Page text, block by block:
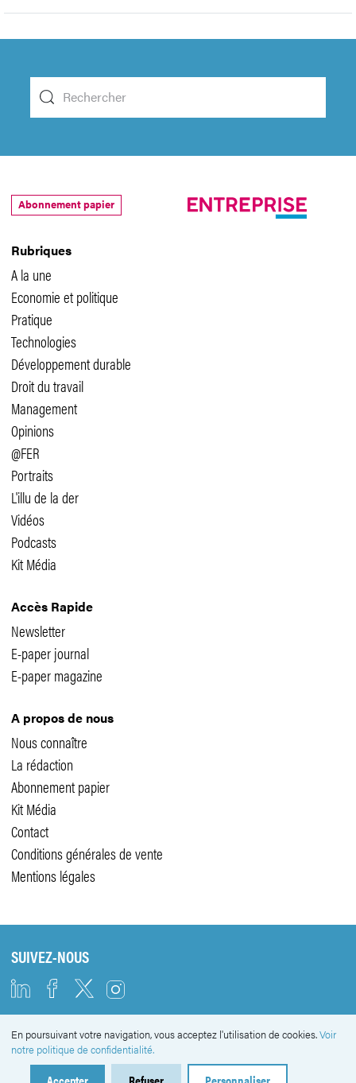
Rubriques
A la une
Economie et politique
Pratique
Technologies
Développement durable
Droit du travail
Management
Opinions
@FER
Portraits
L'illu de la der
Vidéos
Podcasts
Kit Média
Accès Rapide
Newsletter
E-paper journal
E-paper magazine
A propos de nous
Nous connaître
La rédaction
Abonnement papier
Kit Média
Contact
Conditions générales de vente
Mentions légales
Abonnement papier
SUIVEZ-NOUS
NEWSLETTER
En poursuivant votre navigation, vous acceptez l'utilisation de cookies.Voir
notre politique de confidentialité.